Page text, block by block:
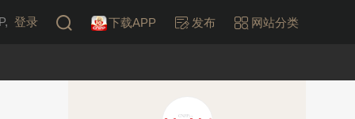
登录 下载APP 发布 网站分类